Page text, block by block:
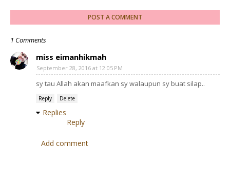
POST A COMMENT
1 Comments
miss eimanhikmah
September 28, 2016 at 12:05 PM
sy tau Allah akan maafkan sy walaupun sy buat silap..
Reply Delete
Replies
Reply
Add comment